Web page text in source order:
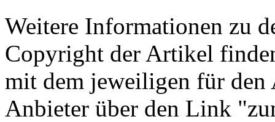
Weitere Informationen zu
Copyright der Artikel
mit dem jeweiligen für
Anbieter über den Link